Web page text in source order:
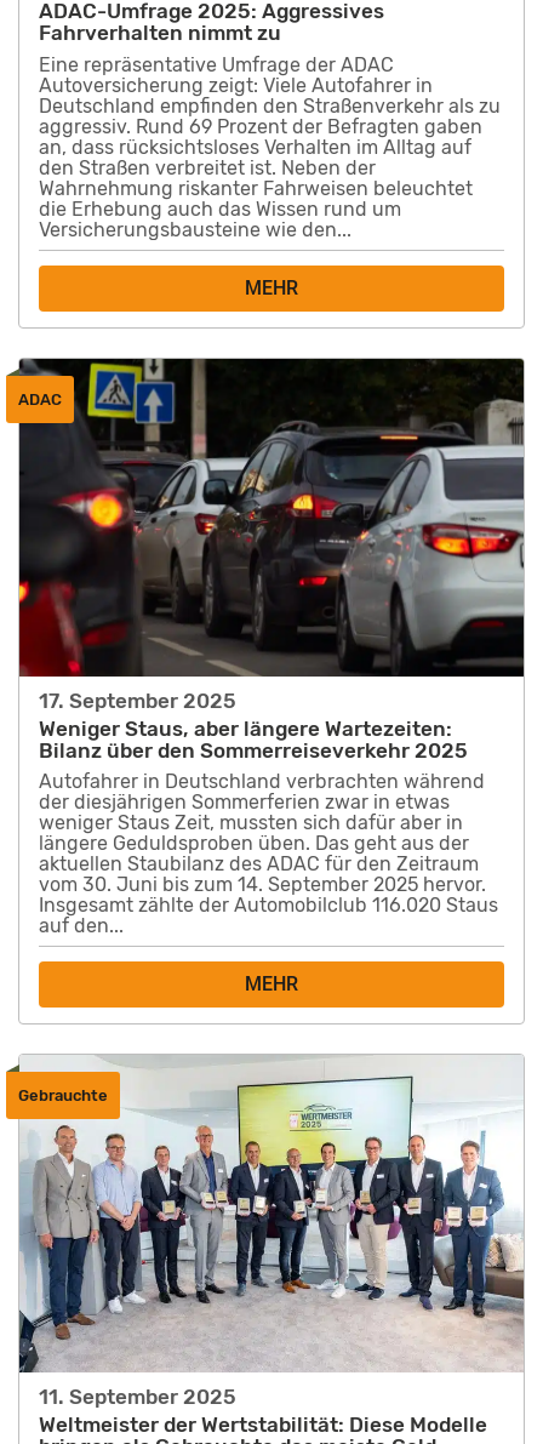
ADAC-Umfrage 2025: Aggressives
Fahrverhalten nimmt zu
Eine repräsentative Umfrage der ADAC
Autoversicherung zeigt: Viele Autofahrer in
Deutschland empfinden den Straßenverkehr als zu
aggressiv. Rund 69 Prozent der Befragten gaben
an, dass rücksichtsloses Verhalten im Alltag auf
den Straßen verbreitet ist. Neben der
Wahrnehmung riskanter Fahrweisen beleuchtet
die Erhebung auch das Wissen rund um
Versicherungsbausteine wie den...
MEHR
17. September 2025
Weniger Staus, aber längere Wartezeiten:
Bilanz über den Sommerreiseverkehr 2025
Autofahrer in Deutschland verbrachten während
der diesjährigen Sommerferien zwar in etwas
weniger Staus Zeit, mussten sich dafür aber in
längere Geduldsproben üben. Das geht aus der
aktuellen Staubilanz des ADAC für den Zeitraum
vom 30. Juni bis zum 14. September 2025 hervor.
Insgesamt zählte der Automobilclub 116.020 Staus
auf den...
MEHR
ADAC
11. September 2025
Weltmeister der Wertstabilität: Diese Modelle
Gebrauchte